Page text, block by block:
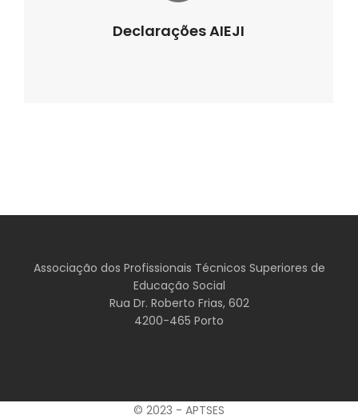
Declarações AIEJI
Associação dos Profissionais Técnicos Superiores de
Educação Social
Rua Dr. Roberto Frias, 602
4200-465 Porto
© 2023 - APTSES